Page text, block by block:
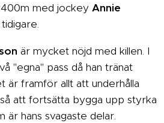
med jockey Annie
är mycket nöjd med killen. I
"egna" pass då han tränat
är framför allt att underhålla
att fortsätta bygga upp styrka
är hans svagaste delar.